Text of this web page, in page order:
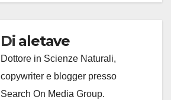
Di aletave
Dottore in Scienze Naturali,
copywriter e blogger presso
Search On Media Group.